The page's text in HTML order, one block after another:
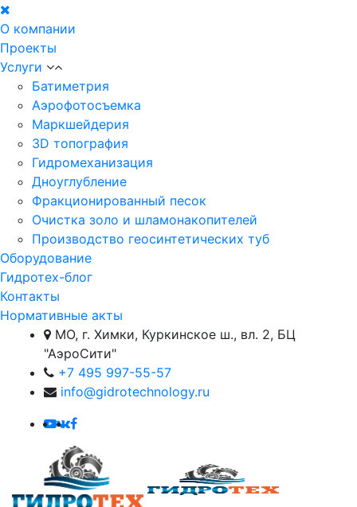
О компании
Проекты
Услуги
Батиметрия
Аэрофотосъемка
Маркшейдерия
3D топография
Гидромеханизация
Дноуглубление
Фракционированный песок
Очистка золо и шламонакопителей
Производство геосинтетических туб
Оборудование
Гидротех-блог
Контакты
Нормативные акты
МО, г. Химки, Куркинское ш., вл. 2, БЦ
"АэроСити"
+7 495 997-55-57
info@gidrotechnology.ru